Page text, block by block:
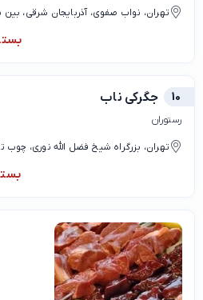
تهران، نواب صفوی، آذربایجان شرقی،
10 جگرکی ناب
رستوران
تهران، بزرگراه شیخ فضل الله نوری، چوب